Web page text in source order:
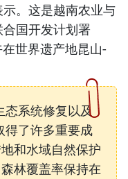
。这是越南农业与
国开发计划署
在世界遗产地昆山-
系统修复以及
得了许多重要成
和水域自然保护
林覆盖率保持在